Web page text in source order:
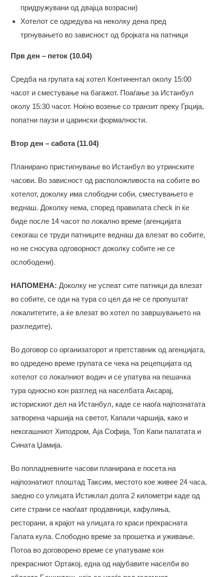
придружувани од двајца возрасни)
Хотелот се одредува на неколку дена пред
тргнувањето во зависност од бројката на патници
Прв ден – петок (10.04)
Средба на групата кај хотел Континентал околу 15:00
часот и сместување на багажот. Поаѓање за Истанбул
околу 15:30 часот. Ноќно возење со транзит преку Грција,
попатни паузи и царински формалности.
Втор ден – сабота (11.04)
Планирано пристигнување во Истанбул во утринските
часови. Во зависност од расположливостa на собите во
хотелот, доколку има слободни соби, сместувањето е
веднаш. Доколку нема, според правилата check in ќе
биде после 14 часот по локално време (агенцијата
секогаш се труди патниците веднаш да влезат во собите,
но не сносува одговорност доколку собите не се
ослободени).
НАПОМЕНА: Доколку не успеат сите патници да влезат
во собите, се оди на тура со цел да не се пропуштат
локалитетите, а ќе влезат во хотел по завршувањето на
разгледите).
Во договор со организаторот и претставник од агенцијата,
во одредено време групата се чека на рецепцијата од
хотелот со локалниот водич и се упатува на пешачка
тура односно кон разглед на населбата Аксарај,
историскиот дел на Истанбул, каде се наоѓа најпознатата
затворена чаршија на светот, Капали чаршија, како и
некогашниот Хиподром, Аја Софија, Топ Капи палатата и
Сината Џамија.
Во попладневните часови планирана е посета на
најпознатиот плоштад Таксим, местото кое живее 24 часа,
заедно со улицата Истиклал долга 2 километри каде од
сите страни се наоѓаат продавници, кафулиња,
ресторани, а крајот на улицата го краси прекрасната
Галата кула. Слободно време за прошетка и уживање.
Потоа во договорено време се упатуваме кон
прекрасниот Ортакој, една од најубавите населби во